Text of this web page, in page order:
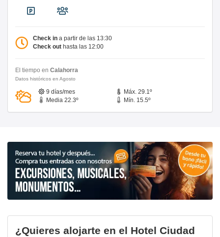
Check in a partir de las 13:30
Check out hasta las 12:00
El tiempo en Calahorra
Datos históricos en Agosto
9 días/mes
Máx. 29.1º
Media 22.3º
Mín. 15.5º
¿Quieres alojarte en el Hotel Ciudad